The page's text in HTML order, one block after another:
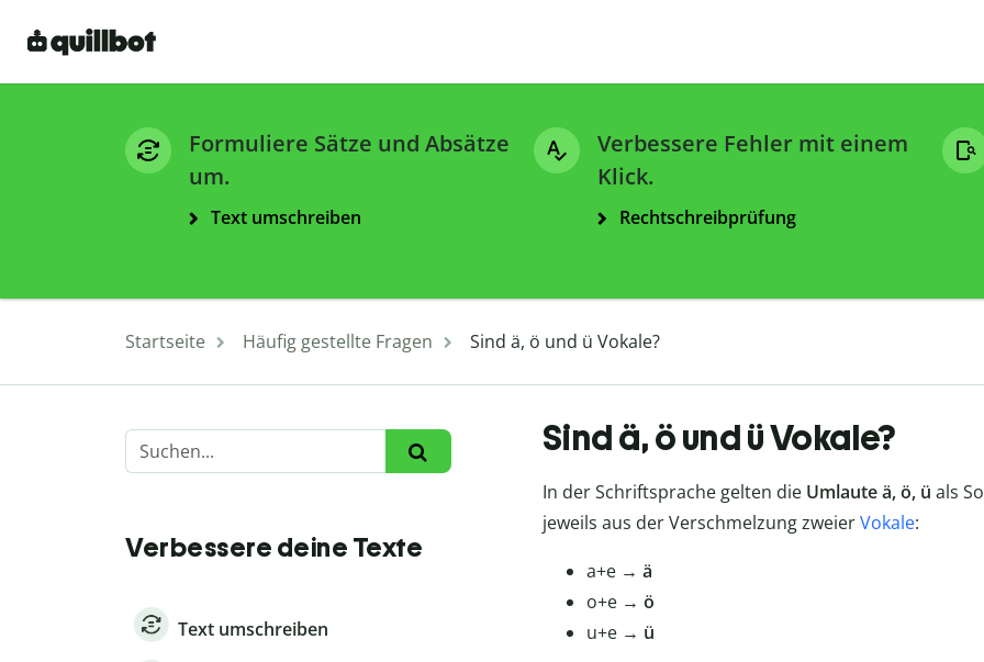
Formuliere Sätze und Absätze
um.
Text umschreiben
Verbessere Fehler mit einem
Klick.
Rechtschreibprüfung
Startseite Häufig gestellte Fragen Sind ä, ö und ü Vokale?
Verbessere deine Texte
Text umschreiben
Sind ä, ö und ü Vokale?
In der Schriftsprache gelten die Umlaute ä, ö, ü als
jeweils aus der Verschmelzung zweierVokale:
a+e → ä
o+e → ö
u+e → ü